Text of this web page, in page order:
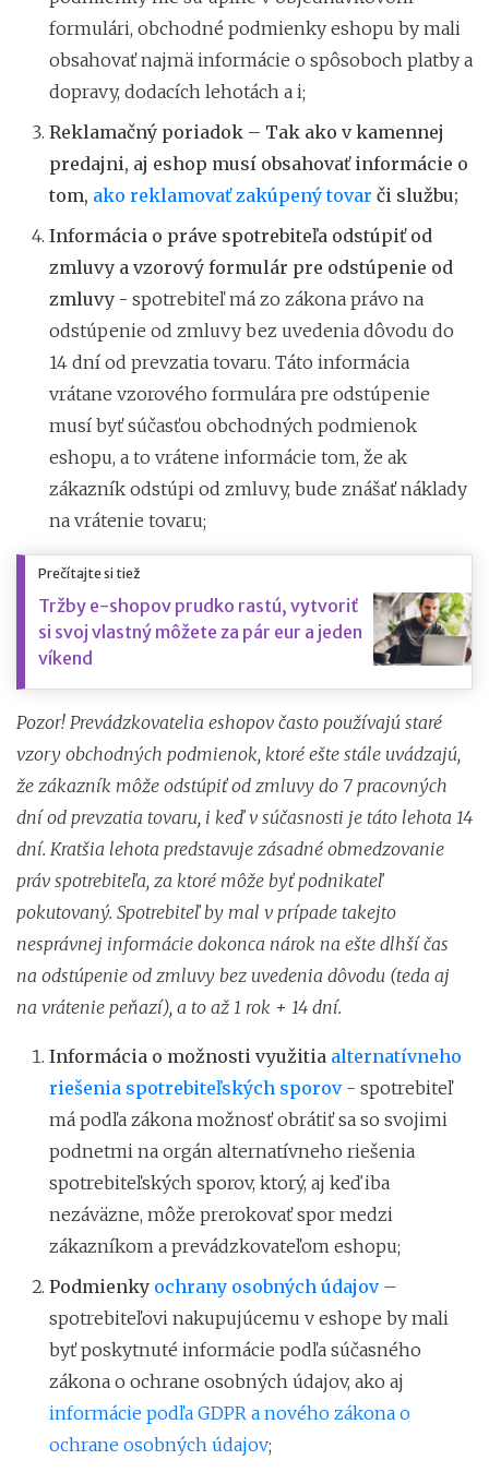
formulári, obchodné podmienky eshopu by mali
obsahovať najmä informácie o spôsoboch platby a
dopravy, dodacích lehotách a i;
Reklamačný poriadok – Tak ako v kamennej
predajni, aj eshop musí obsahovať informácie o
tom, ako reklamovať zakúpený tovar či službu;
Informácia o práve spotrebiteľa odstúpiť od
zmluvy a vzorový formulár pre odstúpenie od
zmluvy - spotrebiteľ má zo zákona právo na
odstúpenie od zmluvy bez uvedenia dôvodu do
14 dní od prevzatia tovaru. Táto informácia
vrátane vzorového formulára pre odstúpenie
musí byť súčasťou obchodných podmienok
eshopu, a to vrátene informácie tom, že ak
zákazník odstúpi od zmluvy, bude znášať náklady
na vrátenie tovaru;
Prečítajte si tiež
Tržby e-shopov prudko rastú, vytvoriť
si svoj vlastný môžete za pár eur a jeden
víkend
Pozor! Prevádzkovatelia eshopov často používajú staré
vzory obchodných podmienok, ktoré ešte stále uvádzajú,
že zákazník môže odstúpiť od zmluvy do 7 pracovných
dní od prevzatia tovaru, i keď v súčasnosti je táto lehota 14
dní. Kratšia lehota predstavuje zásadné obmedzovanie
práv spotrebiteľa, za ktoré môže byť podnikateľ
pokutovaný. Spotrebiteľ by mal v prípade takejto
nesprávnej informácie dokonca nárok na ešte dlhší čas
na odstúpenie od zmluvy bez uvedenia dôvodu (teda aj
na vrátenie peňazí), a to až 1 rok + 14 dní.
Informácia o možnosti využitia alternatívneho
riešenia spotrebiteľských sporov - spotrebiteľ
má podľa zákona možnosť obrátiť sa so svojimi
podnetmi na orgán alternatívneho riešenia
spotrebiteľských sporov, ktorý, aj keď iba
nezáväzne, môže prerokovať spor medzi
zákazníkom a prevádzkovateľom eshopu;
Podmienky ochrany osobných údajov –
spotrebiteľovi nakupujúcemu v eshope by mali
byť poskytnuté informácie podľa súčasného
zákona o ochrane osobných údajov, ako aj
informácie podľa GDPR a nového zákona o
ochrane osobných údajov;